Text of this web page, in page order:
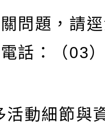
問題，請
話：（03
活動細節與